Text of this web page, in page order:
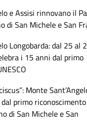
e Assisi rinnovano il
di San Michele e San
Longobarda: dal 25 al
i 15 anni dal primo
Monte
primo riconoscimento
di San Michele e San